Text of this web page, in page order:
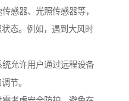
感器、光照传感器等，
态。例如，遇到大风时
允许用户通过远程设备
节。